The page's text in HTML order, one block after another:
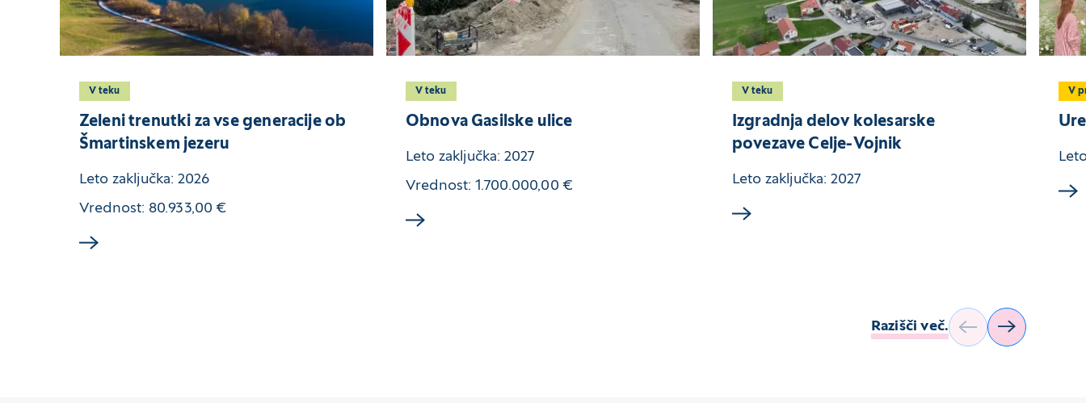
V teku
Zeleni trenutki za vse generacije ob
Šmartinskem jezeru
Leto zaključka: 2026
Vrednost: 80.933,00 €
V teku
Obnova Gasilske ulice
Leto zaključka: 2027
Vrednost: 1.700.000,00 €
V teku
Izgradnja delov kolesarske
povezave Celje-Vojnik
Leto zaključka: 2027
Razišči več.